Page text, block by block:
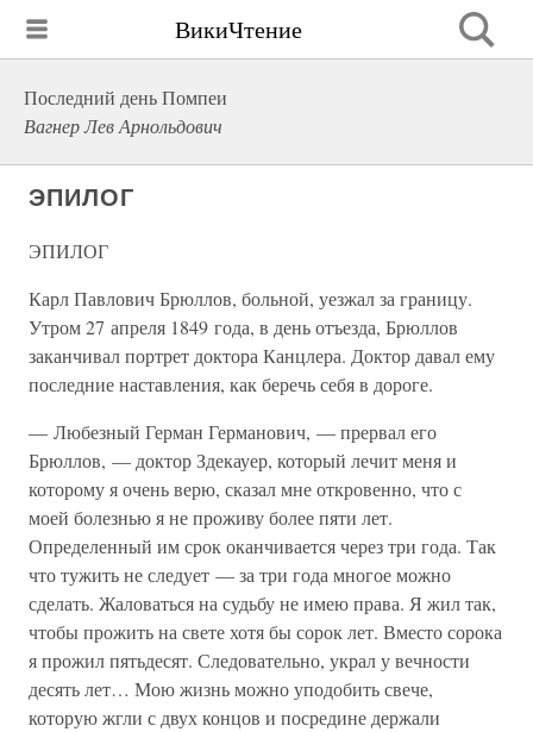
ВикиЧтение
Последний день Помпеи
Вагнер Лев Арнольдович
ЭПИЛОГ
ЭПИЛОГ
Карл Павлович Брюллов, больной, уезжал за границу.
Утром 27 апреля 1849 года, в день отъезда, Брюллов
заканчивал портрет доктора Канцлера. Доктор давал ему
последние наставления, как беречь себя в дороге.
— Любезный Герман Германович, — прервал его
Брюллов, — доктор Здекауер, который лечит меня и
которому я очень верю, сказал мне откровенно, что с
моей болезнью я не проживу более пяти лет.
Определенный им срок оканчивается через три года. Так
что тужить не следует — за три года многое можно
сделать. Жаловаться на судьбу не имею права. Я жил так,
чтобы прожить на свете хотя бы сорок лет. Вместо сорока
я прожил пятьдесят. Следовательно, украл у вечности
десять лет… Мою жизнь можно уподобить свече,
которую жгли с двух концов и посредине держали